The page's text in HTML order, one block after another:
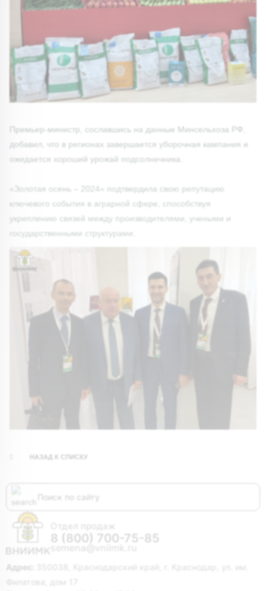
Премьер-министр, сославшись на данные Минсельхоза РФ,
добавил, что в регионах завершается уборочная кампания и
ожидается хороший урожай подсолнечника.
«Золотая осень – 2024» подтвердила свою репутацию
ключевого события в аграрной сфере, способствуя
укреплению связей между производителями, учеными и
государственными структурами.
НАЗАД К СПИСКУ
Отдел продаж
8 (800) 700-75-85
Адрес: